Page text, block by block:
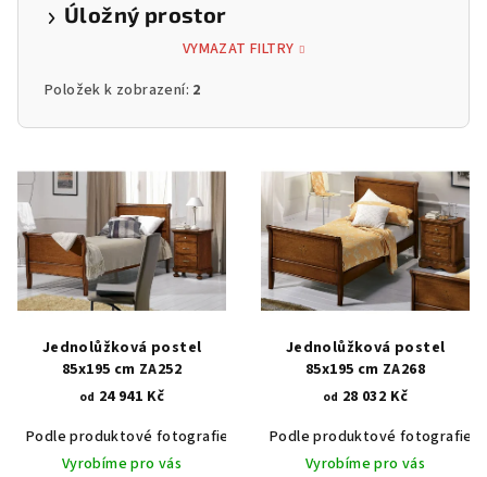
Úložný prostor
VYMAZAT FILTRY
Položek k zobrazení: 2
ý
p
s
p
Jednolůžková postel
85x195 cm ZA252
od 24 941 Kč
Podle produktové fotografie
Akát vintage BT1551
Dub světlý
Vyrobíme pro vás
Jednolůžková postel
85x195 cm ZA268
od 28 032 Kč
Podle produktové fotografie
Vyrobíme pro vás